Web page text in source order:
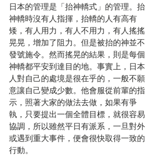
日本的管理是「抬神轎式」的管理。抬
神轎時沒有人指揮，抬轎的人有高有
矮，有人用力，有人不用力，有人搖搖
晃晃，增加了阻力。但是被抬的神並不
發號施令。然而搖晃的結果，則是每個
神轎都平安到達目的地。事實上，日本
人對自己的處境是很在乎的，一般不願
意讓自己變成少數。他會服從前輩的指
示，照著大家的做法去做，如果有爭
執，只要提出一個全體目標，就很容易
協調，所以雖然平日有派系，一旦對外
或遇到重大事件，便會很快取得一致的
行動。